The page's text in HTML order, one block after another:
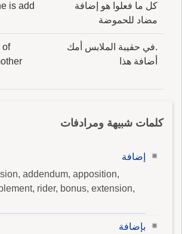
كل ما فعلوا هو إضافة
مضاد للحموضة
is add
.في حقيبة الملابس أمك
أضافة هذا
of
كلمات شبيهة ومرادفات
إضافة
addendum, apposition,
rider, bonus, extension,
بإضافة